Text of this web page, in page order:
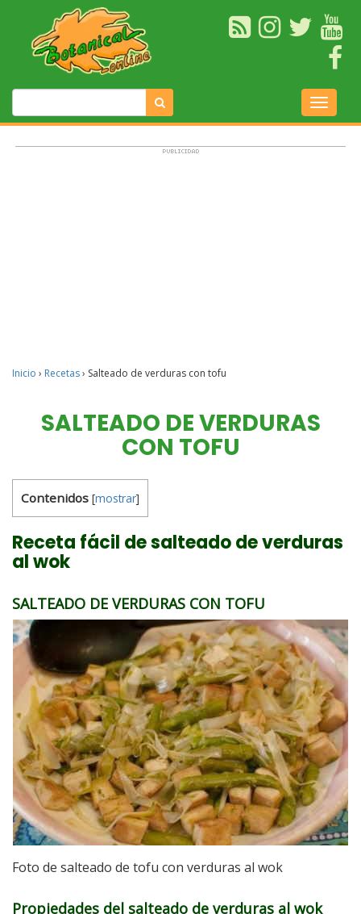
Inicio › Recetas› Salteado de verduras con tofu
SALTEADO DE VERDURAS
CON TOFU
Contenidos [mostrar]
Receta fácil de salteado de verduras
al wok
SALTEADO DE VERDURAS CON TOFU
Foto de salteado de tofu con verduras al wok
Propiedades del salteado de verduras al wok